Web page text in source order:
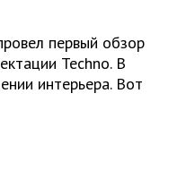
первый обзор
Techno. В
интерьера. Вот